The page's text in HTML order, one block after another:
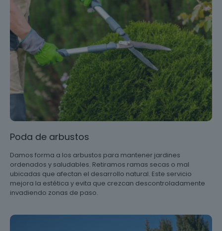
Poda de arbustos
Damos forma a los arbustos para mantener jardines
ordenados y saludables. Retiramos ramas secas o mal
ubicadas que afectan el desarrollo natural. Este servicio
mejora la estética y evita que crezcan descontroladamente
invadiendo zonas de paso.